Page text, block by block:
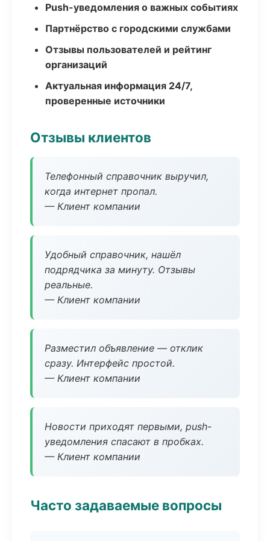
Push-уведомления о важных событиях
Партнёрство с городскими службами
Отзывы пользователей и рейтинг
организаций
Актуальная информация 24/7,
проверенные источники
Отзывы клиентов
Телефонный справочник выручил,
когда интернет пропал.
— Клиент компании
Удобный справочник, нашёл
подрядчика за минуту. Отзывы
реальные.
— Клиент компании
Разместил объявление — отклик
сразу. Интерфейс простой.
— Клиент компании
Новости приходят первыми, push-
уведомления спасают в пробках.
— Клиент компании
Часто задаваемые вопросы